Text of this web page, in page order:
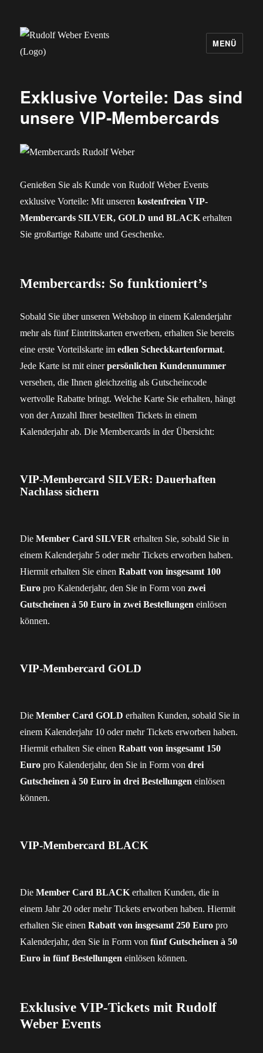
MENÜ
Exklusive Vorteile: Das sind
unsere VIP-Membercards
Genießen Sie als Kunde von Rudolf Weber Events
exklusive Vorteile: Mit unserenkostenfreien VIP-
Membercards SILVER, GOLD und BLACK erhalten
Sie großartige Rabatte und Geschenke.
Membercards: So funktioniert’s
Sobald Sie über unseren Webshop in einem Kalenderjahr
mehr als fünf Eintrittskarten erwerben, erhalten Sie bereits
eine erste Vorteilskarte imedlen Scheckkartenformat.
Jede Karte ist mit einerpersönlichen Kundennummer
versehen, die Ihnen gleichzeitig als Gutscheincode
wertvolle Rabatte bringt. Welche Karte Sie erhalten, hängt
von der Anzahl Ihrer bestellten Tickets in einem
Kalenderjahr ab. Die Membercards in der Übersicht:
VIP-Membercard SILVER: Dauerhaften
Nachlass sichern
DieMember Card SILVERerhalten Sie, sobald Sie in
einem Kalenderjahr 5 oder mehr Tickets erworben haben.
Hiermit erhalten Sie einenRabatt von insgesamt 100
Euro pro Kalenderjahr, den Sie in Form vonzwei
Gutscheinen à 50 Euro in zwei Bestellungen einlösen
können.
VIP-Membercard GOLD
DieMember Card GOLDerhalten Kunden, sobald Sie in
einem Kalenderjahr 10 oder mehr Tickets erworben haben.
Hiermit erhalten Sie einenRabatt von insgesamt 150
Euro pro Kalenderjahr, den Sie in Form vondrei
Gutscheinen à 50 Euro in drei Bestellungen einlösen
können.
VIP-Membercard BLACK
DieMember Card BLACKerhalten Kunden, die in
einem Jahr 20 oder mehr Tickets erworben haben. Hiermit
erhalten Sie einenRabatt von insgesamt 250 Euro pro
Kalenderjahr, den Sie in Form vonfünf Gutscheinen à 50
Euro in fünf Bestellungen einlösen können.
Exklusive VIP-Tickets mit Rudolf
Weber Events